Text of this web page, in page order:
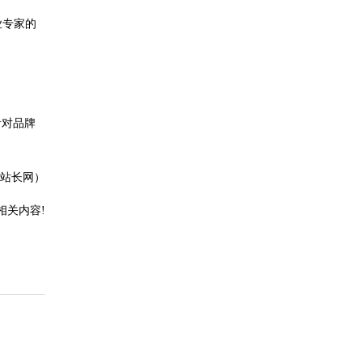
家的
品牌
长网）
关内容!